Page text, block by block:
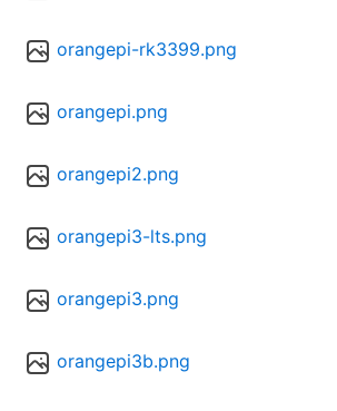
orangepi-rk3399.png
orangepi.png
orangepi2.png
orangepi3-lts.png
orangepi3.png
orangepi3b.png